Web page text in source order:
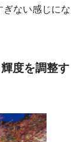
ぎない感じにな
度を調整す